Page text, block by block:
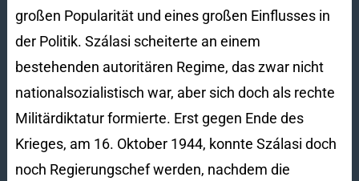
großen Popularität und eines großen Einflusses in
der Politik. Szálasi scheiterte an einem
bestehenden autoritären Regime, das zwar nicht
nationalsozialistisch war, aber sich doch als rechte
Militärdiktatur formierte. Erst gegen Ende des
Krieges, am 16. Oktober 1944, konnte Szálasi doch
noch Regierungschef werden, nachdem die